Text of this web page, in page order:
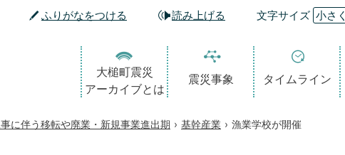
ふりがなをつける 読み上げる 文字サイズ 小さく
大槌町震災
アーカイブとは
震災事象 タイムライン
に伴う移転や廃業・新規事業進出期 › 基幹産業 › 漁業学校が開催